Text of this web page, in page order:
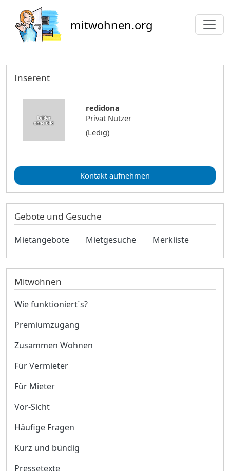
mitwohnen.org
Inserent
redidona
Privat Nutzer
(Ledig)
Kontakt aufnehmen
Gebote und Gesuche
Mietangebote Mietgesuche Merkliste
Mitwohnen
Wie funktioniert´s?
Premiumzugang
Zusammen Wohnen
Für Vermieter
Für Mieter
Vor-Sicht
Häufige Fragen
Kurz und bündig
Pressetexte